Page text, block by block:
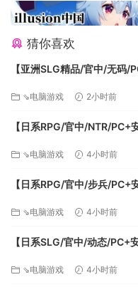
功法、丹药、符箓
风险与收益并存，拖到自
暴毙）。
猜你喜欢
【亚洲SLG精品/官中/无码/
⇘电脑游戏 2小时前
【日系RPG/官中/NTR/PC+
⇘电脑游戏 4小时前
【日系RPG/官中/步兵/
⇘电脑游戏 4小时前
【日系SLG/官中/动态/PC+
⇘电脑游戏 4小时前